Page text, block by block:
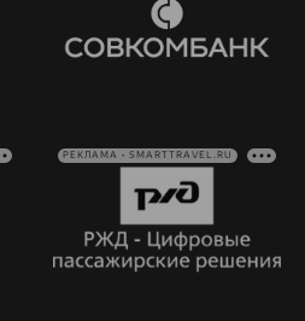
РЕКЛАМА • SMARTTRAVEL.RU